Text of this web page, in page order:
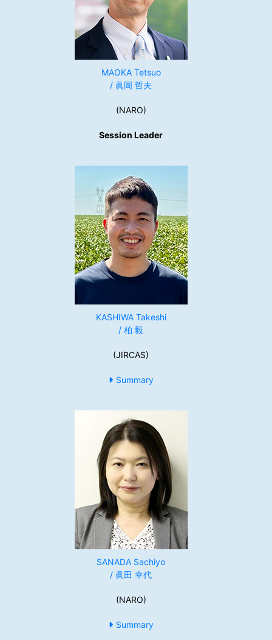
MAOKA Tetsuo
/ 眞岡 哲夫
(NARO)
Session Leader
KASHIWA Takeshi
/ 柏 毅
(JIRCAS)
Summary
SANADA Sachiyo
/ 眞田 幸代
(NARO)
Summary